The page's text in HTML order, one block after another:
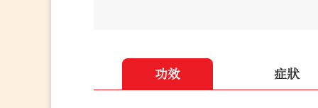
功效 症狀